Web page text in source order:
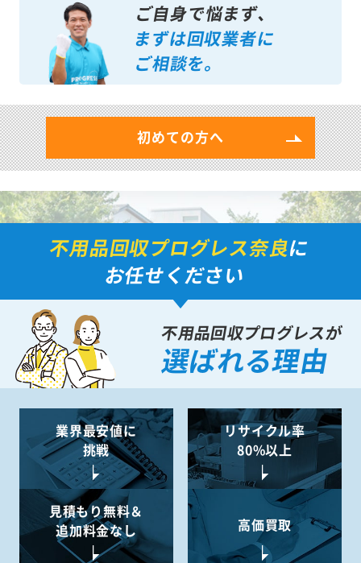
ご自身で悩まず、
まずは回収業者に
ご相談を。
初めての方へ
不用品回収プログレス奈良に
お任せください
不用品回収プログレスが
選ばれる理由
業界最安値に
挑戦
リサイクル率
80%以上
見積もり無料＆
追加料金なし
高価買取